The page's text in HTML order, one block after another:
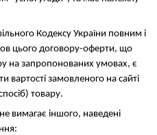
Кодексу України повним і
цього договору-оферти, що
на запропонованих умовах, є
вартості замовленого на сайті
товару.
вимагає іншого, наведені